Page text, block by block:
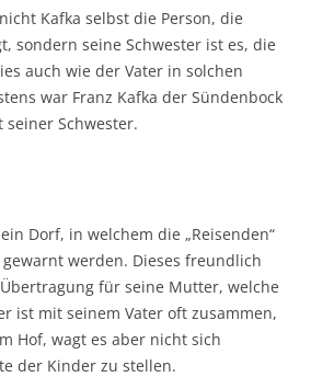
Kafka selbst die Person, die
sondern seine Schwester ist es, die
auch wie der Vater in solchen
war Franz Kafka der Sündenbock
Schwester.
Dorf, in welchem die „Reisenden“
werden. Dieses freundlich
für seine Mutter, welche
ist mit seinem Vater oft zusammen,
Hof, wagt es aber nicht sich
der Kinder zu stellen.